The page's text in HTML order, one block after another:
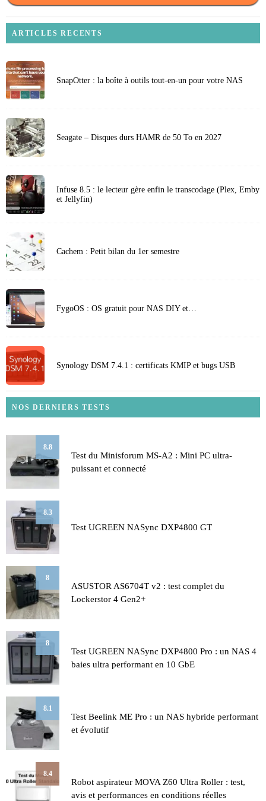
ARTICLES RECENTS
SnapOtter : la boîte à outils tout-en-un pour votre NAS
Seagate – Disques durs HAMR de 50 To en 2027
Infuse 8.5 : le lecteur gère enfin le transcodage (Plex, Emby
et Jellyfin)
Cachem : Petit bilan du 1er semestre
FygoOS : OS gratuit pour NAS DIY et…
Synology DSM 7.4.1 : certificats KMIP et bugs USB
NOS DERNIERS TESTS
8.8
Test du Minisforum MS-A2 : Mini PC ultra-
puissant et connecté
8.3
Test UGREEN NASync DXP4800 GT
8
ASUSTOR AS6704T v2 : test complet du
Lockerstor 4 Gen2+
8
Test UGREEN NASync DXP4800 Pro : un NAS 4
baies ultra performant en 10 GbE
8.1
Test Beelink ME Pro : un NAS hybride performant
et évolutif
8.4
Robot aspirateur MOVA Z60 Ultra Roller : test,
avis et performances en conditions réelles